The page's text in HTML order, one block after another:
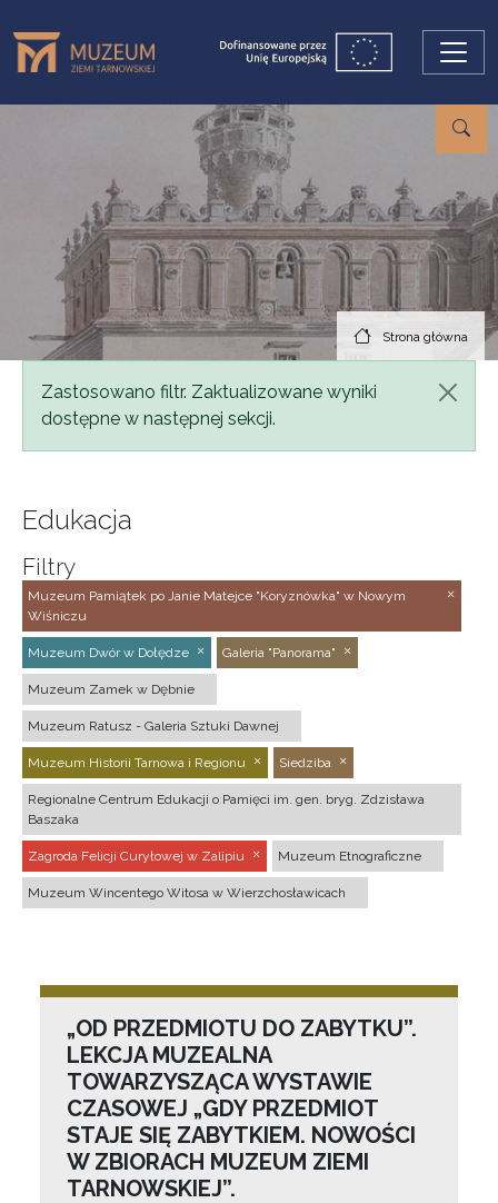
Strona główna
Komunikat
Zastosowano filtr. Zaktualizowane wyniki
dostępne w następnej sekcji.
Edukacja
Filtry
Muzeum Pamiątek po Janie Matejce "Koryznówka" w Nowym
Wiśniczu
Muzeum Dwór w Dołędze Galeria "Panorama"
Muzeum Zamek w Dębnie
Muzeum Ratusz - Galeria Sztuki Dawnej
Muzeum Historii Tarnowa i Regionu Siedziba
Regionalne Centrum Edukacji o Pamięci im. gen. bryg. Zdzisława
Baszaka
Zagroda Felicji Curyłowej w Zalipiu Muzeum Etnograficzne
Muzeum Wincentego Witosa w Wierzchosławicach
„OD PRZEDMIOTU DO ZABYTKU”.
LEKCJA MUZEALNA
TOWARZYSZĄCA WYSTAWIE
CZASOWEJ „GDY PRZEDMIOT
STAJE SIĘ ZABYTKIEM. NOWOŚCI
W ZBIORACH MUZEUM ZIEMI
TARNOWSKIEJ”.